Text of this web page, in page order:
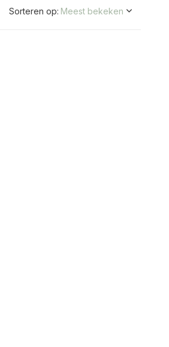
Sorteren op: